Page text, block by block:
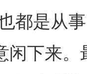
是从事
闲下来